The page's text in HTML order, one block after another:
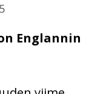
Englannin